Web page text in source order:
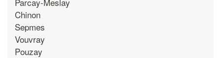
Chinon
Sepmes
Vouvray
Pouzay